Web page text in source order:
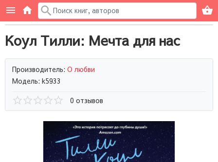
Коул Тилли: Мечта для нас
Производитель: О любви
Модель: k5933
0 отзывов